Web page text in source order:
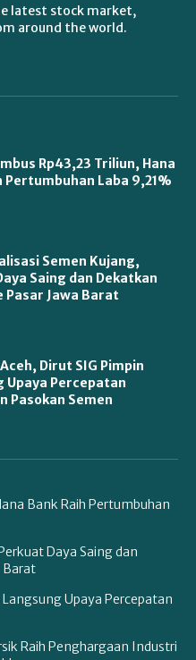
latest stock market,
around the world.
Rp43,23 Triliun, Hana
Pertumbuhan Laba 9,21%
Semen Kujang,
Saing dan Dekatkan
Pasar Jawa Barat
Dirut SIG Pimpin
Upaya Percepatan
Pasokan Semen
Bank Raih Pertumbuhan
Daya Saing dan
Barat
Upaya Percepatan
Raih Penghargaan Industri